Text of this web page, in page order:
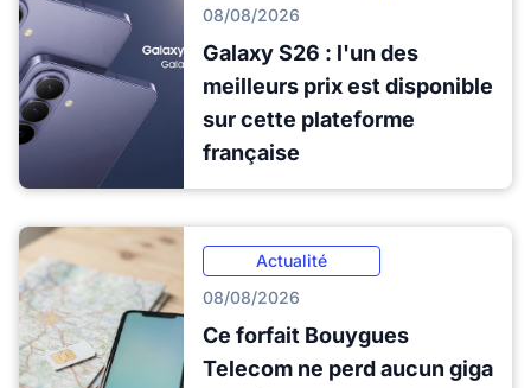
08/08/2026
Galaxy S26 : l'un des
meilleurs prix est disponible
sur cette plateforme
française
Actualité
08/08/2026
Ce forfait Bouygues
Telecom ne perd aucun giga